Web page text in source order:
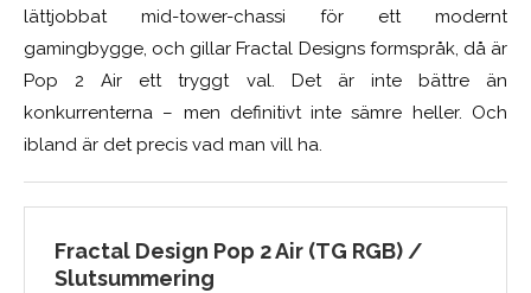
lättjobbat mid-tower-chassi för ett modernt
gamingbygge, och gillar Fractal Designs formspråk, då är
Pop 2 Air ett tryggt val. Det är inte bättre än
konkurrenterna – men definitivt inte sämre heller. Och
ibland är det precis vad man vill ha.
Fractal Design Pop 2 Air (TG RGB) /
Slutsummering